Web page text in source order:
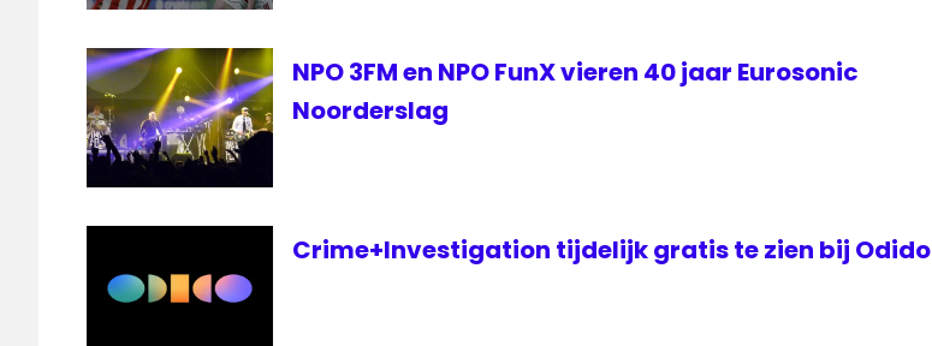
tele
televisie
televisienieuws
NPO 3FM en NPO FunX vieren 40 jaar Eurosonic
Noorderslag
Crime+Investigation tijdelijk gratis te zien bij Odido